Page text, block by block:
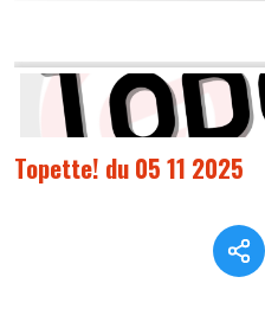
Topette! du 05 11 2025